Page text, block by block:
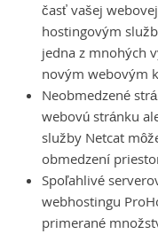
časť vašej
hostingovým
jedna z mnohých
novým webovým
Neobmedzené
webovú stránku
služby Netcat
obmedzení
Spoľahlivé
webhostingu
primerané